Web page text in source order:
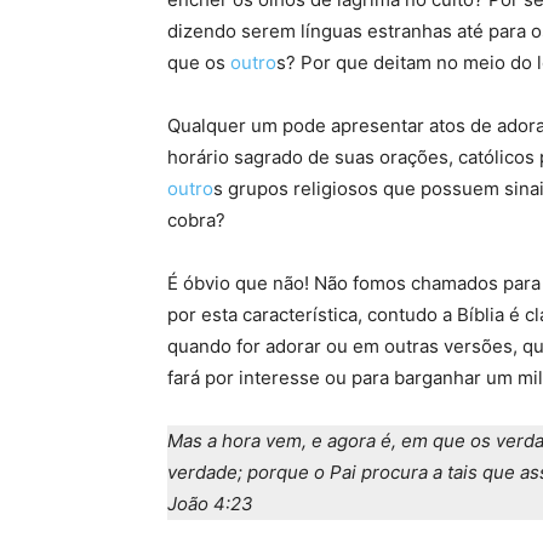
dizendo serem línguas estranhas até para
que os outros? Por que deitam no meio
Qualquer um pode apresentar atos de
horário sagrado de suas orações,
outros grupos religiosos que possuem
cobra?
É óbvio que não! Não fomos chamados
por esta característica, contudo a Bíblia é
quando for adorar ou em outras versões,
fará por interesse ou para barganhar um
Mas a hora vem, e agora é, em que os
verdade; porque o Pai procura a tais que
João 4:23